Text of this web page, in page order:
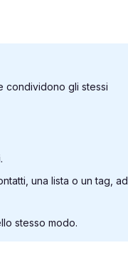
condividono gli stessi
una lista o un tag, ad
stesso modo.